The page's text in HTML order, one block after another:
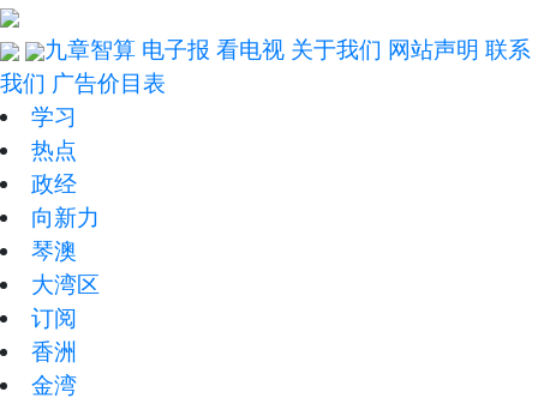
九章智算 电子报 看电视 关于我们 网站声明 联系
我们 广告价目表
学习
热点
政经
向新力
琴澳
大湾区
订阅
香洲
金湾